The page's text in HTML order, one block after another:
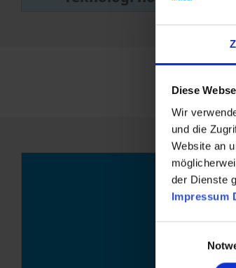
Diese
Wir
und die
Website an
der Dienste
Impressum